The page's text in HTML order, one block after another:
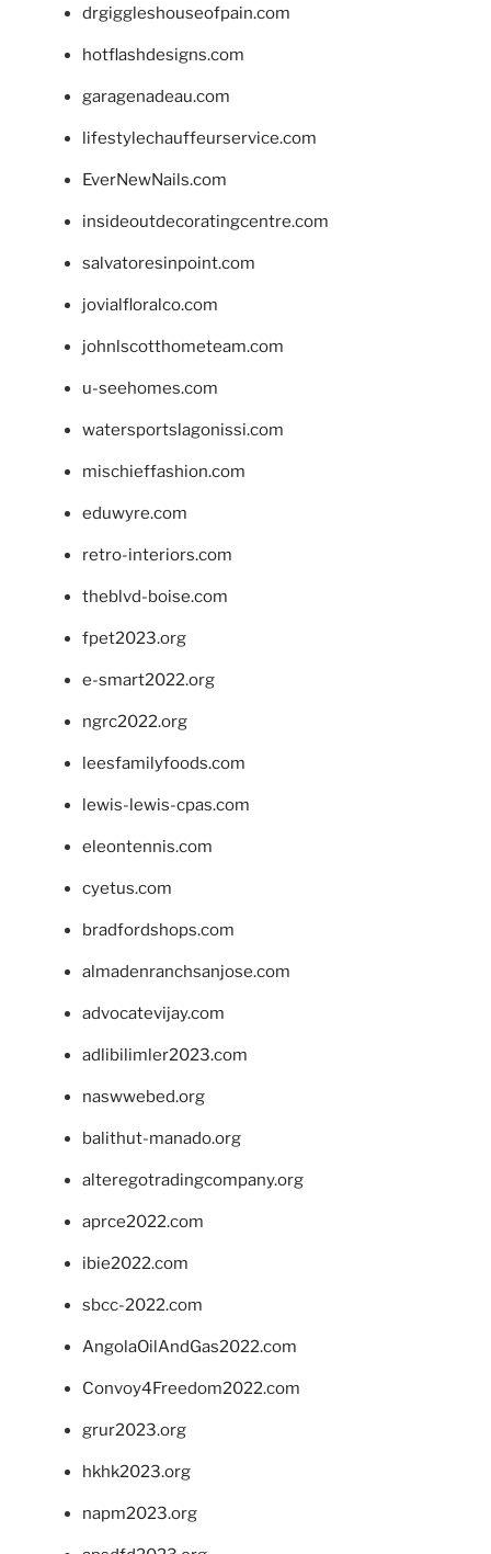
drgiggleshouseofpain.com
hotflashdesigns.com
garagenadeau.com
lifestylechauffeurservice.com
EverNewNails.com
insideoutdecoratingcentre.com
salvatoresinpoint.com
jovialfloralco.com
johnlscotthometeam.com
u-seehomes.com
watersportslagonissi.com
mischieffashion.com
eduwyre.com
retro-interiors.com
theblvd-boise.com
fpet2023.org
e-smart2022.org
ngrc2022.org
leesfamilyfoods.com
lewis-lewis-cpas.com
eleontennis.com
cyetus.com
bradfordshops.com
almadenranchsanjose.com
advocatevijay.com
adlibilimler2023.com
naswwebed.org
balithut-manado.org
alteregotradingcompany.org
aprce2022.com
ibie2022.com
sbcc-2022.com
AngolaOilAndGas2022.com
Convoy4Freedom2022.com
grur2023.org
hkhk2023.org
napm2023.org